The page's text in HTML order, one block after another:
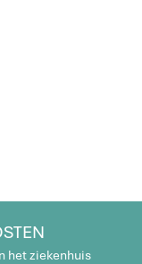
het ziekenhuis